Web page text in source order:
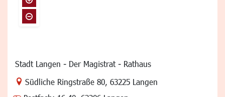
Stadt Langen - Der Magistrat - Rathaus
Link zur Google-Maps Navigation
Südliche Ringstraße 80, 63225 Langen